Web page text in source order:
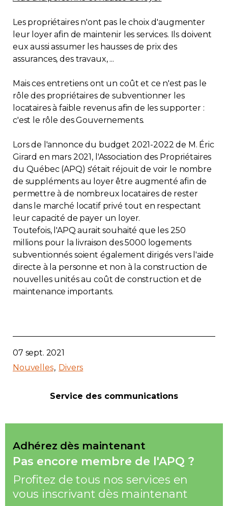
Les propriétaires n'ont pas le choix d'augmenter
leur loyer afin de maintenir les services. Ils doivent
eux aussi assumer les hausses de prix des
assurances, des travaux, ...
Mais ces entretiens ont un coût et ce n'est pas le
rôle des propriétaires de subventionner les
locataires à faible revenus afin de les supporter :
c'est le rôle des Gouvernements.
Lors de l'annonce du budget 2021-2022 de M. Éric
Girard en mars 2021, l'Association des Propriétaires
du Québec (APQ) s'était réjouit de voir le nombre
de suppléments au loyer être augmenté afin de
permettre à de nombreux locataires de rester
dans le marché locatif privé tout en respectant
leur capacité de payer un loyer.
Toutefois, l'APQ aurait souhaité que les 250
millions pour la livraison des 5000 logements
subventionnés soient également dirigés vers l'aide
directe à la personne et non à la construction de
nouvelles unités au coût de construction et de
maintenance importants.
07 sept. 2021
Nouvelles Divers
Service des communications
Adhérez dès maintenant
Pas encore membre de l'APQ ?
Profitez de tous nos services en
vous inscrivant dès maintenant